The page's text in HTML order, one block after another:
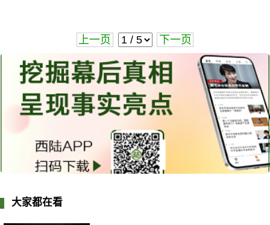
上一页 下一页
大家都在看